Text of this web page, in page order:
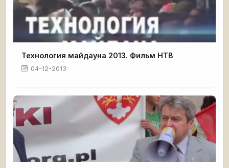
Технология майдауна 2013. Фильм НТВ
04-12-2013